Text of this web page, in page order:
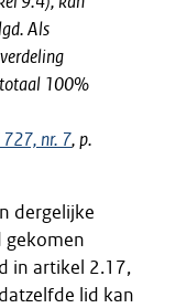
Als
100%
nr. 7, p.
dergelijke
gekomen
in artikel 2.17,
lid kan